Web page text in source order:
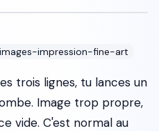
impression-fine-art
trois lignes, tu lances un
Image trop propre,
vide. C'est normal au